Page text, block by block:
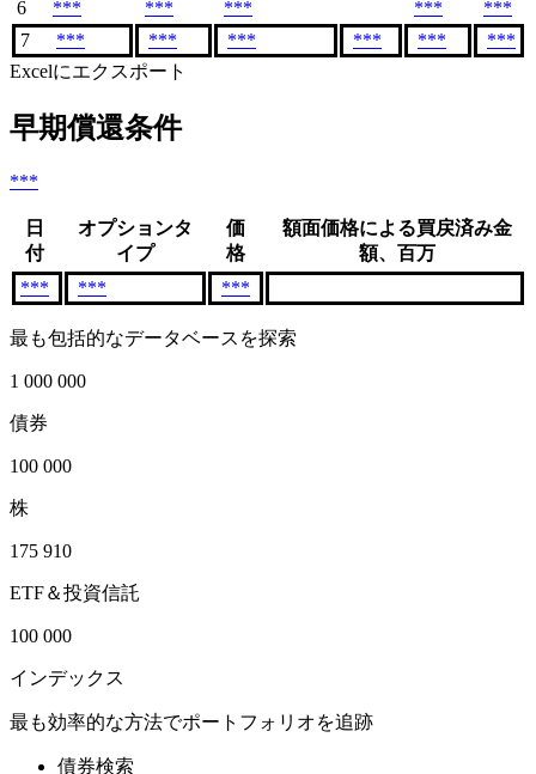
6
*** *** *** ***
***
7
*** *** *** *** ***
***
Excelにエクスポート
早期償還条件
***
日
付
オプションタ
イプ
価
格
額面価格による買戻済み金
額、百万
***
*** ***
最も包括的なデータベースを探索
1 000 000
債券
100 000
株
175 910
ETF＆投資信託
100 000
インデックス
最も効率的な方法でポートフォリオを追跡
債券検索